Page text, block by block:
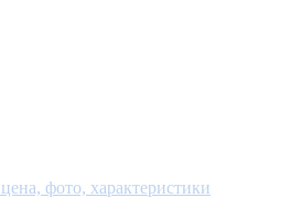
фото, характеристики